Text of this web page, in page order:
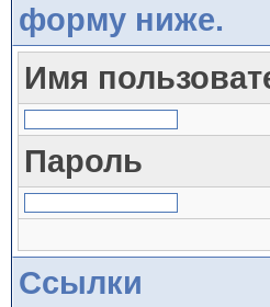
форму ниже.
Имя
Пароль
Ссылки